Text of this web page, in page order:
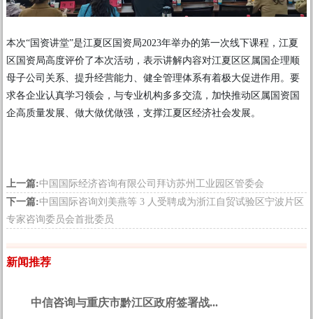
本次“国资讲堂”是江夏区国资局2023年举办的第一次线下课程，江夏
区国资局高度评价了本次活动，表示讲解内容对江夏区区属国企理顺
母子公司关系、提升经营能力、健全管理体系有着极大促进作用。要
求各企业认真学习领会，与专业机构多多交流，加快推动区属国资国
企高质量发展、做大做优做强，支撑江夏区经济社会发展。
上一篇:中国国际经济咨询有限公司拜访苏州工业园区管委会
下一篇:中国国际咨询刘美燕等 3 人受聘成为浙江自贸试验区宁波片区
专家咨询委员会首批委员
新闻推荐
中信咨询与重庆市黔江区政府签署战...